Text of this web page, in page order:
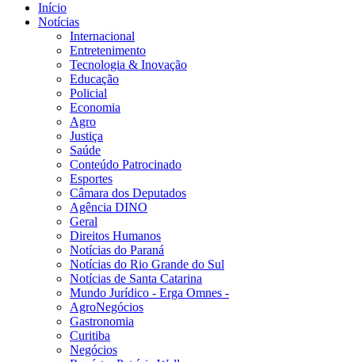
Início
Notícias
Internacional
Entretenimento
Tecnologia & Inovação
Educação
Policial
Economia
Agro
Justiça
Saúde
Conteúdo Patrocinado
Esportes
Câmara dos Deputados
Agência DINO
Geral
Direitos Humanos
Notícias do Paraná
Notícias do Rio Grande do Sul
Notícias de Santa Catarina
Mundo Jurídico - Erga Omnes -
AgroNegócios
Gastronomia
Curitiba
Negócios